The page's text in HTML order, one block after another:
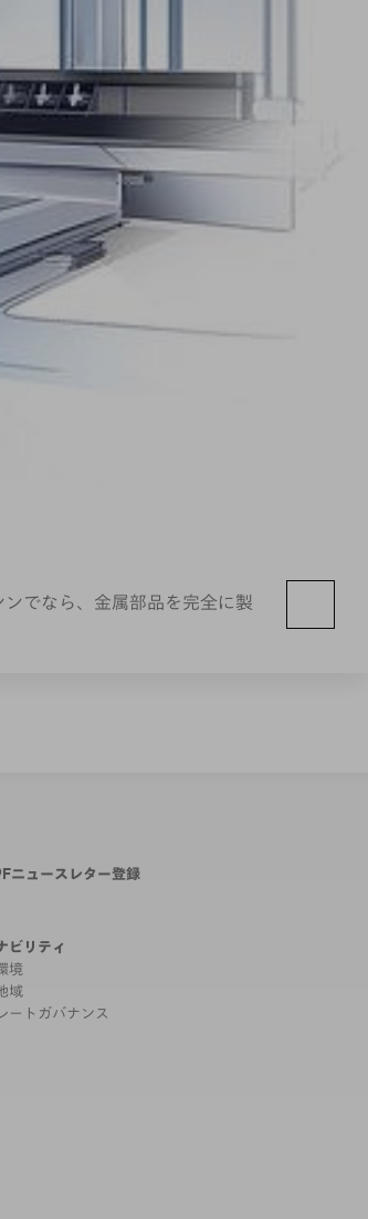
でなら、金属部品を完全に製
ニュースレター登録
ビリティ
境
域
ートガバナンス